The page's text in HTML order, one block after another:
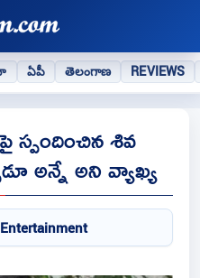
ఏపీ తెలంగాణ REVIEWS
స్పందించిన శివ
అన్నే అని వ్యాఖ్య
Entertainment